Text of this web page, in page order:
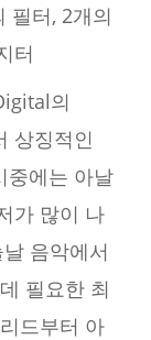
필터, 2개의
터
의
상징적인
중에는 아날
가 많이 나
음악에서
필요한 최
드부터 아